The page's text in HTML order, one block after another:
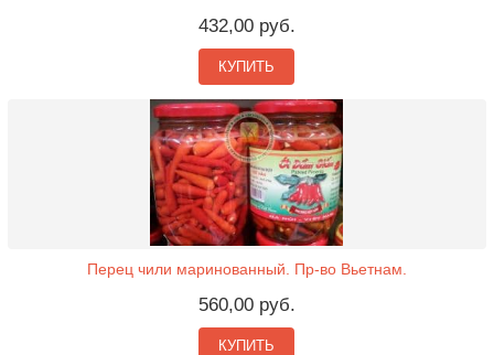
432,00 руб.
КУПИТЬ
Перец чили маринованный. Пр-во Вьетнам.
560,00 руб.
КУПИТЬ